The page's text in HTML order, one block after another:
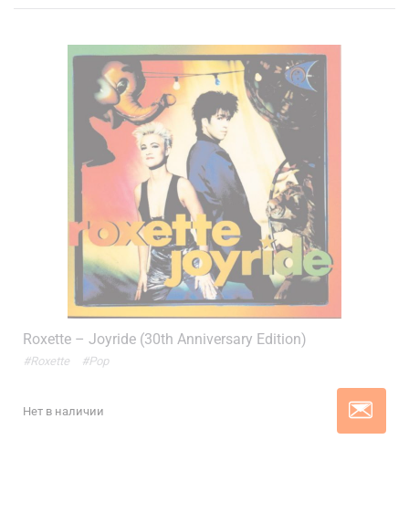
Roxette – Joyride (30th Anniversary Edition)
#Roxette #Pop
Нет в наличии